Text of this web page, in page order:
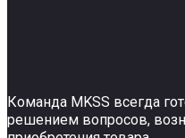
Команда MKSS всегда
решением вопросов,